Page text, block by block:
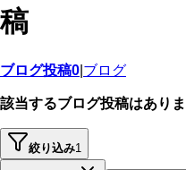
稿
ブログ投稿0 ブログ
該当するブログ投稿はあり
絞り込み1